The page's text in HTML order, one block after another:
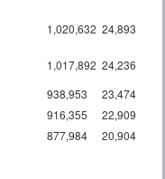
1,020,632 24,893
1,017,892 24,236
938,953
23,474
916,355
22,909
877,984
20,904